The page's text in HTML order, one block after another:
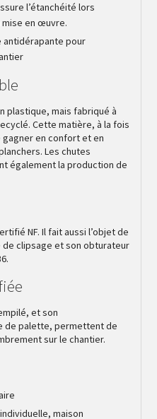
l’étanchéité lors
en œuvre.
antidérapante pour
plastique, mais fabriqué à
Cette matière, à la fois
en confort et en
Les chutes
également la production de
NF. Il fait aussi l’objet de
clipsage et son obturateur
et son
de palette, permettent de
sur le chantier.
maison